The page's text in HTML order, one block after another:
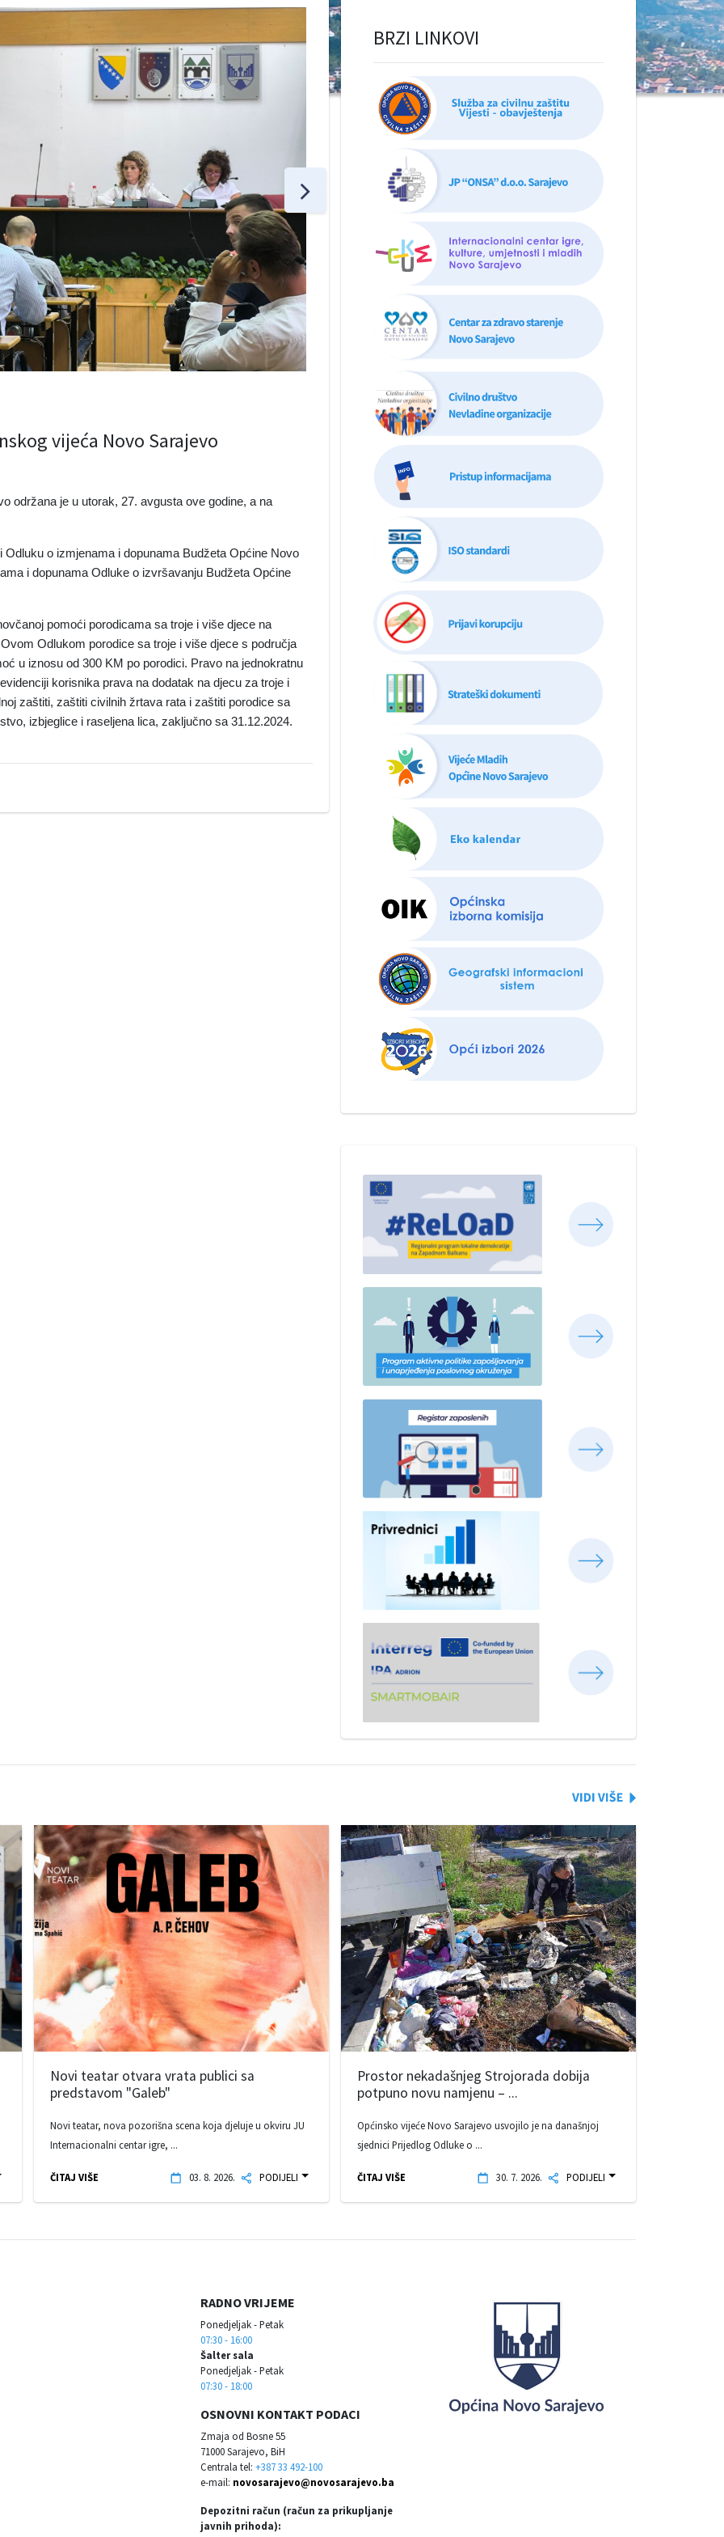
vijeća Novo Sarajevo
održana je u utorak, 27. avgusta ove godine, a na
o izmjenama i dopunama Budžeta Općine Novo
i dopunama Odluke o izvršavanju Budžeta Općine
pomoći porodicama sa troje i više djece na
Odlukom porodice sa troje i više djece s područja
u iznosu od 300 KM po porodici. Pravo na jednokratnu
korisnika prava na dodatak na djecu za troje i
zaštiti, zaštiti civilnih žrtava rata i zaštiti porodice sa
izbjeglice i raseljena lica, zaključno sa 31.12.2024.
BRZI LINKOVI
Novi teatar otvara vrata publici sa
predstavom "Galeb"
Novi teatar, nova pozorišna scena koja djeluje u okviru JU
Internacionalni centar igre, ...
ČITAJ VIŠE 03. 8. 2026. PODIJELI
Prostor nekadašnjeg Strojorada dobija
potpuno novu namjenu – ...
Općinsko vijeće Novo Sarajevo usvojilo je na današnjoj
sjednici Prijedlog Odluke o ...
ČITAJ VIŠE 30. 7. 2026. PODIJELI
RADNO VRIJEME
Ponedjeljak - Petak
07:30 - 16:00
Šalter sala
Ponedjeljak - Petak
07:30 - 18:00
OSNOVNI KONTAKT PODACI
Zmaja od Bosne 55
71000 Sarajevo, BiH
Centrala tel: +387 33 492-100
e-mail: novosarajevo@novosarajevo.ba
Depozitni račun (račun za prikupljanje
javnih prihoda):